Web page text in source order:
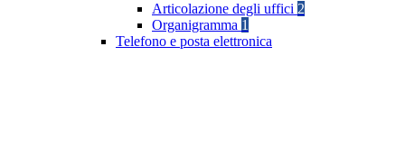
Articolazione degli uffici 2
Organigramma 1
Telefono e posta elettronica